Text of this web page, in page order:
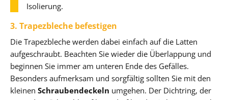
Isolierung.
3. Trapezbleche befestigen
Die Trapezbleche werden dabei einfach auf die Latten
aufgeschraubt. Beachten Sie wieder die Überlappung und
beginnen Sie immer am unteren Ende des Gefälles.
Besonders aufmerksam und sorgfältig sollten Sie mit den
kleinen Schraubendeckeln umgehen. Der Dichtring, der